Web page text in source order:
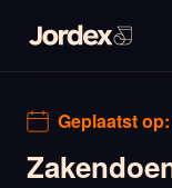
Geplaatst op: